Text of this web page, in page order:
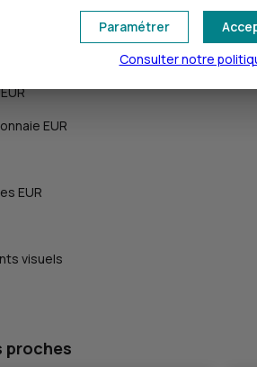
EUR
EUR
visuels
proches
Paramétrer
Consulter notre